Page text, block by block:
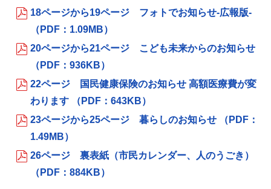
18ページから19ページ フォトでお知らせ‐広報版‐
（PDF：1.09MB）
20ページから21ページ こども未来からのお知らせ
（PDF：936KB）
22ページ 国民健康保険のお知らせ 高額医療費が変
わります （PDF：643KB）
23ページから25ページ 暮らしのお知らせ （PDF：
1.49MB）
26ページ 裏表紙（市民カレンダー、人のうごき）
（PDF：884KB）